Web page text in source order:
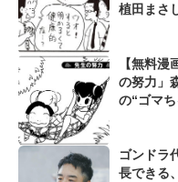
植田まさ
【無料
の努力」
の“ゴマ
ゴンドラ
長できる